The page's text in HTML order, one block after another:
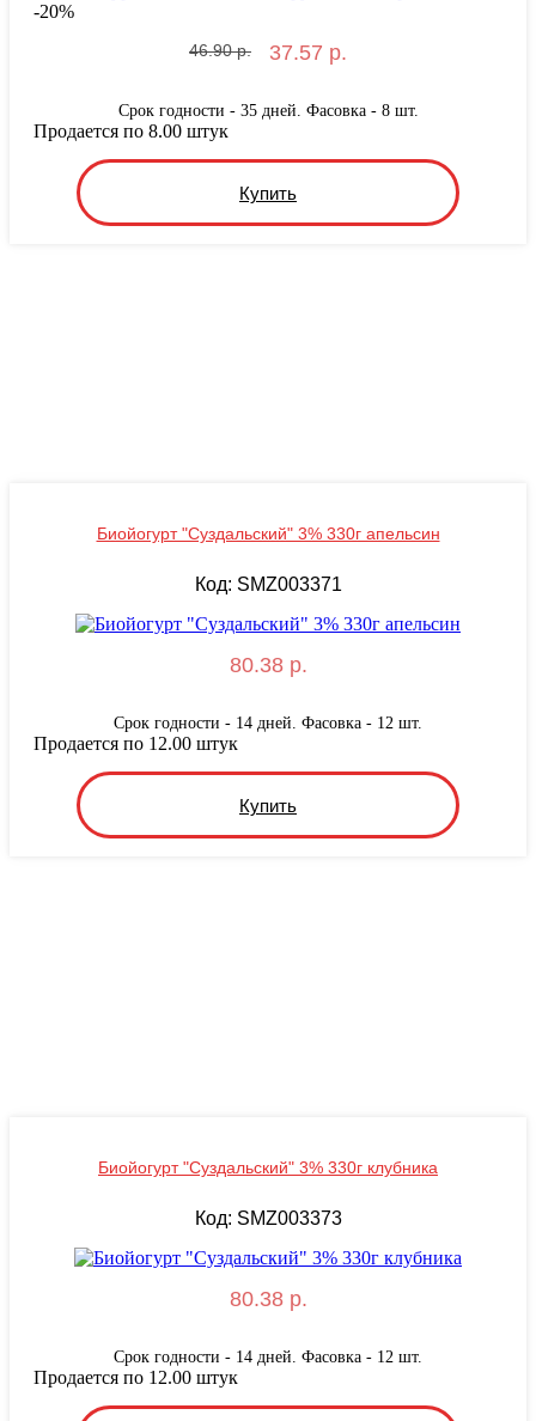
-20%
46.90 р. 37.57 р.
Срок годности - 35 дней. Фасовка - 8 шт.
Купить
Продается по 8.00 штук
Биойогурт "Суздальский" 3% 330г апельсин
Код: SMZ003371
80.38 р.
Срок годности - 14 дней. Фасовка - 12 шт.
Купить
Продается по 12.00 штук
Биойогурт "Суздальский" 3% 330г клубника
Код: SMZ003373
80.38 р.
Срок годности - 14 дней. Фасовка - 12 шт.
Продается по 12.00 штук